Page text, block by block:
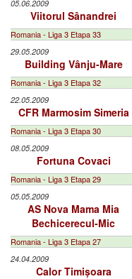
05.06.2009
Viitorul Sânandrei
Romania - Liga 3 Etapa 33
29.05.2009
Building Vânju-Mare
Romania - Liga 3 Etapa 32
22.05.2009
CFR Marmosim Simeria
Romania - Liga 3 Etapa 30
08.05.2009
Fortuna Covaci
Romania - Liga 3 Etapa 29
05.05.2009
AS Nova Mama Mia
Bechicerecul-Mic
Romania - Liga 3 Etapa 27
24.04.2009
Calor Timișoara